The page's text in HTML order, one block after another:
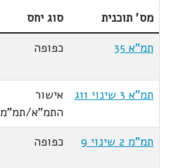
מס' תוכנית סוג יחס
תמ"א 35
כפופה
תמ"א 3 שינוי 11ג
אישור
התמ"א/תמ"מ
תמ"מ 2 שינוי 9
כפופה